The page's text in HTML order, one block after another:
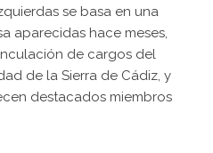
se basa en una
aparecidas hace meses,
de cargos del
de la Sierra de Cádiz, y
destacados miembros